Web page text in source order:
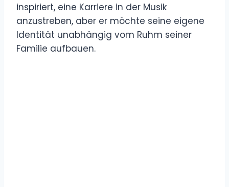
inspiriert, eine Karriere in der Musik
anzustreben, aber er möchte seine eigene
Identität unabhängig vom Ruhm seiner
Familie aufbauen.